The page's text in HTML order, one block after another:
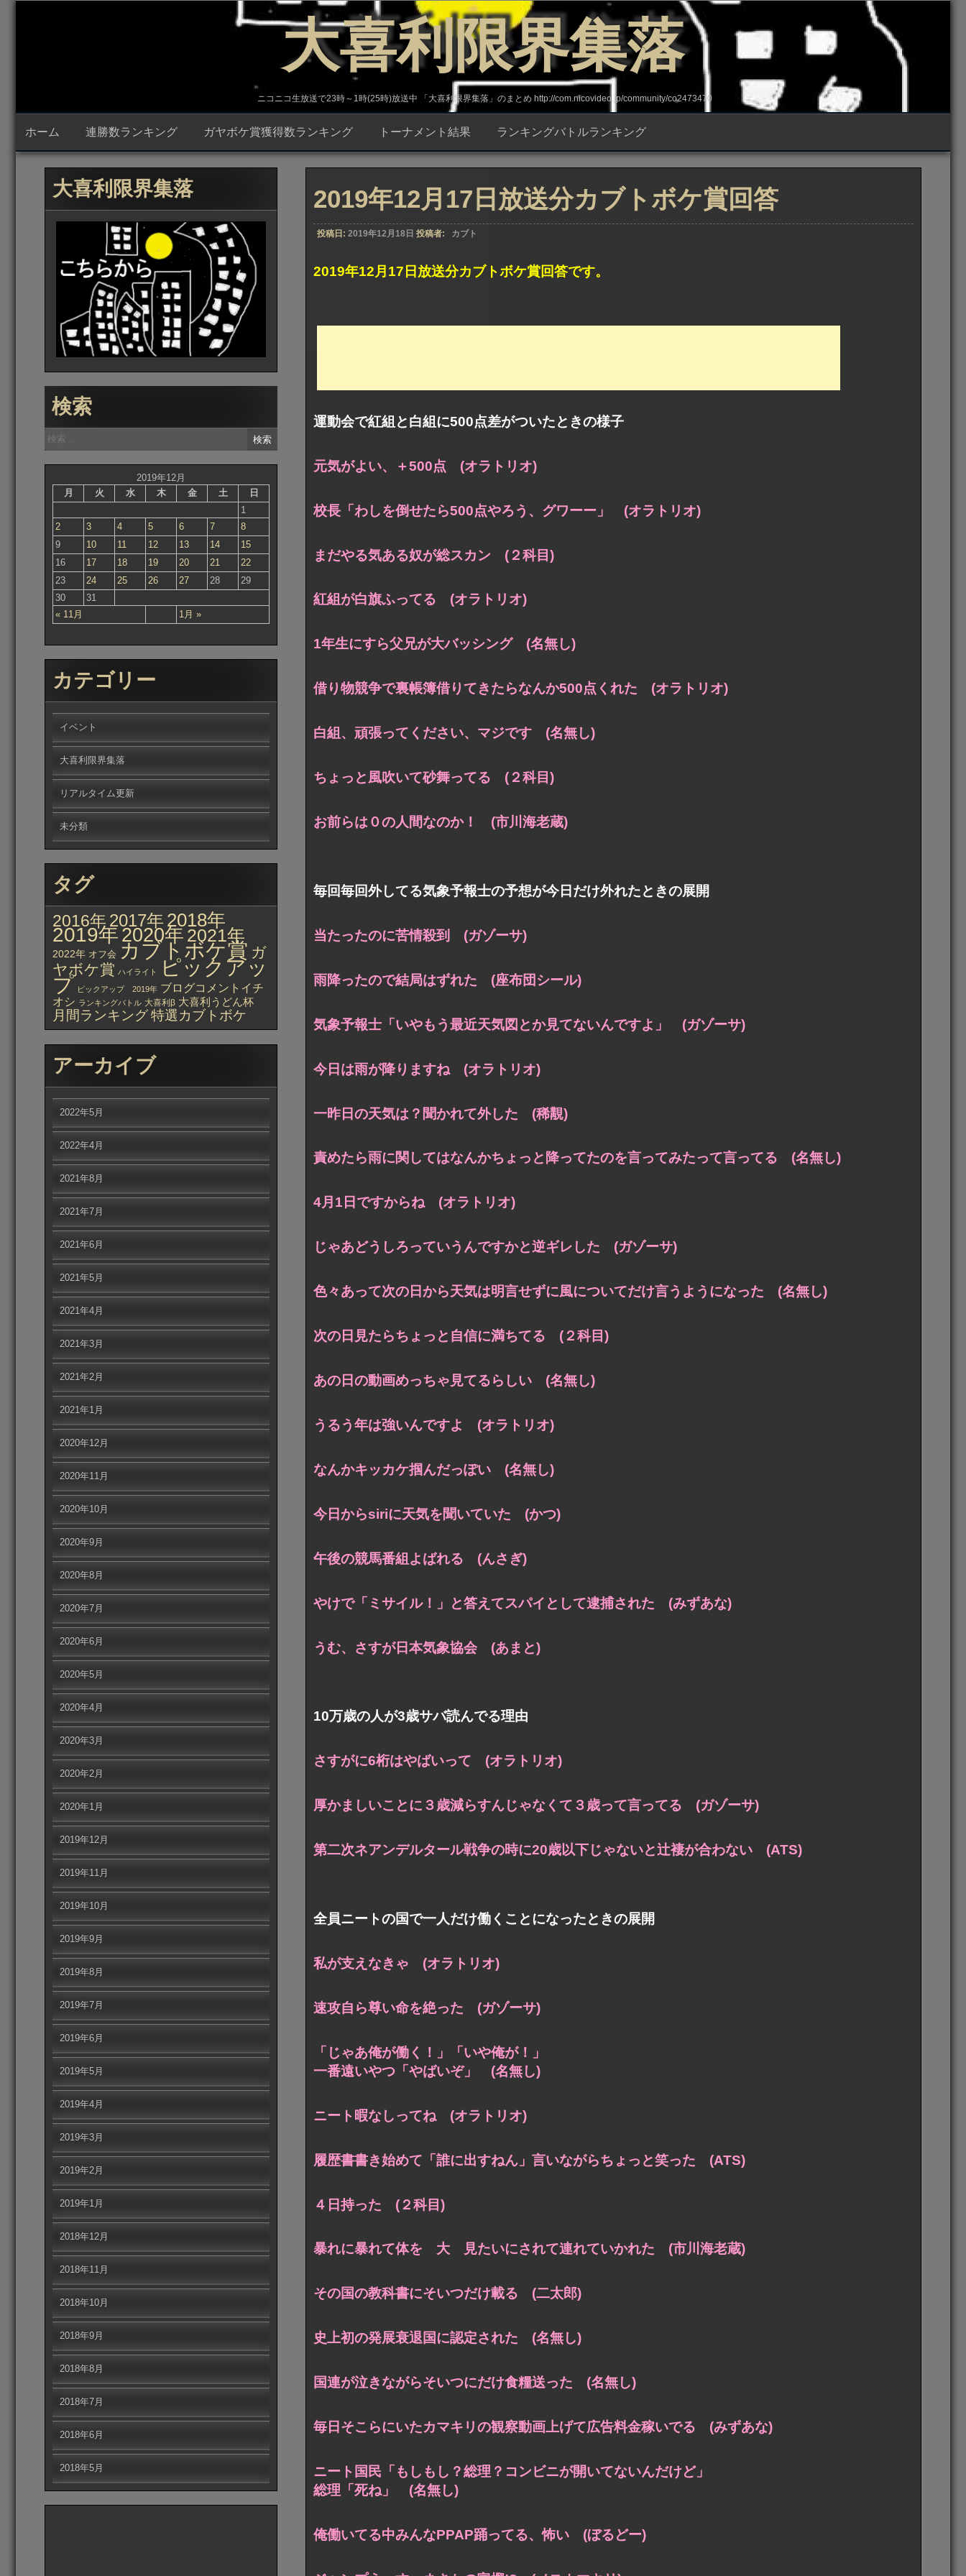
プ
大喜利限界集落
ニコニコ生放送で23時～1時(25時)放送中 「大喜利限界集落」のまとめ http://com.nicovideo.jp/community/co2473470
ホーム 連勝数ランキング ガヤボケ賞獲得数ランキング トーナメント結果 ランキングバトルランキング
2019年12月17日放送分カブトボケ賞回答
投稿日: 2019年12月18日 投稿者: カブト
2019年12月17日放送分カブトボケ賞回答です。
運動会で紅組と白組に500点差がついたときの様子
元気がよい、＋500点 (オラトリオ)
校長「わしを倒せたら500点やろう、グワーー」 (オラトリオ)
まだやる気ある奴が総スカン (２科目)
紅組が白旗ふってる (オラトリオ)
1年生にすら父兄が大バッシング (名無し)
借り物競争で裏帳簿借りてきたらなんか500点くれた (オラトリオ)
白組、頑張ってください、マジです (名無し)
ちょっと風吹いて砂舞ってる (２科目)
お前らは０の人間なのか！ (市川海老蔵)
毎回毎回外してる気象予報士の予想が今日だけ外れたときの展開
当たったのに苦情殺到 (ガゾーサ)
雨降ったので結局はずれた (座布団シール)
気象予報士「いやもう最近天気図とか見てないんですよ」 (ガゾーサ)
今日は雨が降りますね (オラトリオ)
一昨日の天気は？聞かれて外した (稀覯)
責めたら雨に関してはなんかちょっと降ってたのを言ってみたって言ってる (名無し)
4月1日ですからね (オラトリオ)
じゃあどうしろっていうんですかと逆ギレした (ガゾーサ)
色々あって次の日から天気は明言せずに風についてだけ言うようになった (名無し)
次の日見たらちょっと自信に満ちてる (２科目)
あの日の動画めっちゃ見てるらしい (名無し)
うるう年は強いんですよ (オラトリオ)
なんかキッカケ掴んだっぽい (名無し)
今日からsiriに天気を聞いていた (かつ)
午後の競馬番組よばれる (んさぎ)
やけで「ミサイル！」と答えてスパイとして逮捕された (みずあな)
うむ、さすが日本気象協会 (あまと)
10万歳の人が3歳サバ読んでる理由
さすがに6桁はやばいって (オラトリオ)
厚かましいことに３歳減らすんじゃなくて３歳って言ってる (ガゾーサ)
第二次ネアンデルタール戦争の時に20歳以下じゃないと辻褄が合わない (ATS)
全員ニートの国で一人だけ働くことになったときの展開
私が支えなきゃ (オラトリオ)
速攻自ら尊い命を絶った (ガゾーサ)
「じゃあ俺が働く！」「いや俺が！」
一番遠いやつ「やばいぞ」 (名無し)
ニート暇なしってね (オラトリオ)
履歴書書き始めて「誰に出すねん」言いながらちょっと笑った (ATS)
４日持った (２科目)
暴れに暴れて体を 大 見たいにされて連れていかれた (市川海老蔵)
その国の教科書にそいつだけ載る (二太郎)
史上初の発展衰退国に認定された (名無し)
国連が泣きながらそいつにだけ食糧送った (名無し)
毎日そこらにいたカマキリの観察動画上げて広告料金稼いでる (みずあな)
ニート国民「もしもし？総理？コンビニが開いてないんだけど」
総理「死ね」 (名無し)
俺働いてる中みんなPPAP踊ってる、怖い (ぼるどー)
大喜利限界集落
検索
検
索:
2019年12月
月
火 水 木 金 土 日
« 11月 1月 »
1
2
3 4 5 6 7
8
9
10 11 12 13 14
15
16
17 18 19 20 21
22
23
24 25 26 27 28
29
30
31
カテゴリー
イベント
大喜利限界集落
リアルタイム更新
未分類
タグ
2016年 2017年 2018年
2019年2020年 2021年
2022年 オフ会 カブトボケ賞 ガ
ヤボケ賞 ハイライト ピックアッ
プ ピックアップ 2019年 ブログコメントイチ
オシ ランキングバトル 大喜利β 大喜利うどん杯
月間ランキング特選カブトボケ
アーカイブ
2022年5月
2022年4月
2021年8月
2021年7月
2021年6月
2021年5月
2021年4月
2021年3月
2021年2月
2021年1月
2020年12月
2020年11月
2020年10月
2020年9月
2020年8月
2020年7月
2020年6月
2020年5月
2020年4月
2020年3月
2020年2月
2020年1月
2019年12月
2019年11月
2019年10月
2019年9月
2019年8月
2019年7月
2019年6月
2019年5月
2019年4月
2019年3月
2019年2月
2019年1月
2018年12月
2018年11月
2018年10月
2018年9月
2018年8月
2018年7月
2018年6月
2018年5月